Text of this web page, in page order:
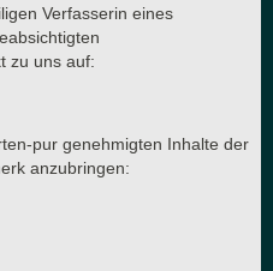
Verfasserin eines
zu uns auf:
pur genehmigten Inhalte der
anzubringen: